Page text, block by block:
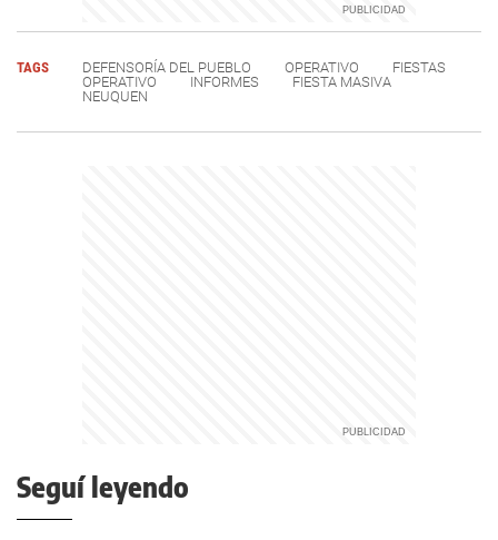
TAGS DEFENSORÍA DEL PUEBLO OPERATIVO
FIESTAS
OPERATIVO
INFORMES
FIESTA MASIVA
NEUQUEN
Seguí leyendo